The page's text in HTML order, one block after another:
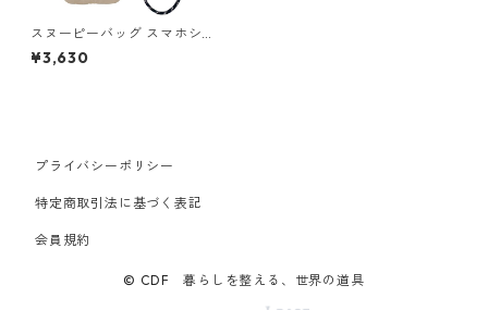
スヌーピーバッグ スマホショ
ルダー ROOTOTE babyroo P
EANUTS-8S 8342 ルートート
¥3,630
プライバシーポリシー
特定商取引法に基づく表記
会員規約
© CDF 暮らしを整える、世界の道具